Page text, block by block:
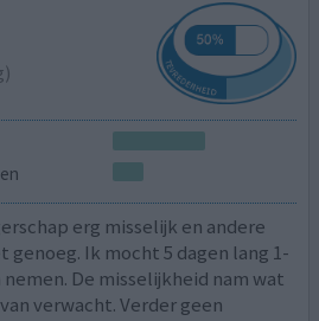
erg misselijk en andere
Ik mocht 5 dagen lang 1-
De misselijkheid nam wat
verwacht. Verder geen